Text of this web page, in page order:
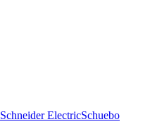
Schneider ElectricSchuebo